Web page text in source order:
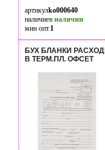
артикулko000640
наличиев наличии
мин опт.1
БУХ БЛАНКИ
В ТЕРМ.ПЛ. ОФСЕТ